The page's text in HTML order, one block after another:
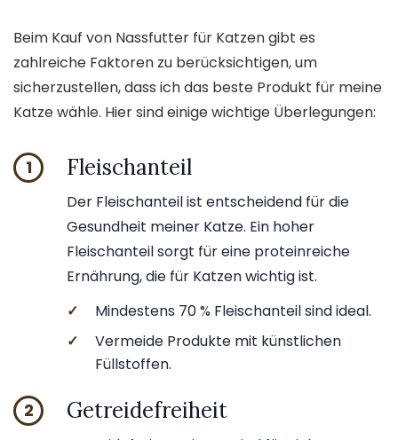
Beim Kauf von Nassfutter für Katzen gibt es
zahlreiche Faktoren zu berücksichtigen, um
sicherzustellen, dass ich das beste Produkt für meine
Katze wähle. Hier sind einige wichtige Überlegungen:
1 Fleischanteil
Der Fleischanteil ist entscheidend für die
Gesundheit meiner Katze. Ein hoher
Fleischanteil sorgt für eine proteinreiche
Ernährung, die für Katzen wichtig ist.
✓
Mindestens 70 % Fleischanteil sind ideal.
✓
Vermeide Produkte mit künstlichen
Füllstoffen.
2 Getreidefreiheit